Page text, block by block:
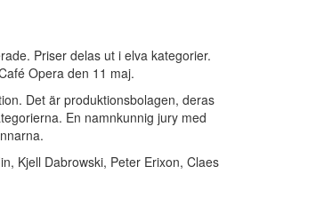
Priser delas ut i elva kategorier.
Opera den 11 maj.
Det är produktionsbolagen, deras
En namnkunnig jury med
Kjell Dabrowski, Peter Erixon, Claes